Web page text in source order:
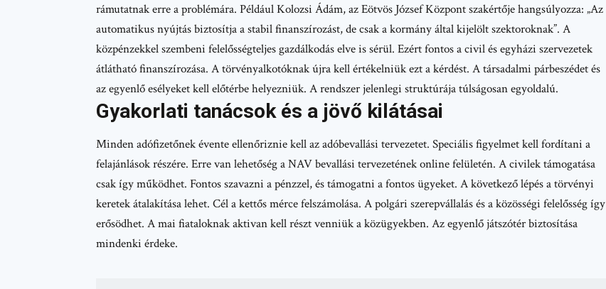
rámutatnak erre a problémára. Például Kolozsi Ádám, az Eötvös József Központ szakértője hangsúlyozza: „Az
automatikus nyújtás biztosítja a stabil finanszírozást, de csak a kormány által kijelölt szektoroknak”. A
közpénzekkel szembeni felelősségteljes gazdálkodás elve is sérül. Ezért fontos a civil és egyházi szervezetek
átlátható finanszírozása. A törvényalkotóknak újra kell értékelniük ezt a kérdést. A társadalmi párbeszédet és
az egyenlő esélyeket kell előtérbe helyezniük. A rendszer jelenlegi struktúrája túlságosan egyoldalú.
Gyakorlati tanácsok és a jövő kilátásai
Minden adófizetőnek évente ellenőriznie kell az adóbevallási tervezetet. Speciális figyelmet kell fordítani a
felajánlások részére. Erre van lehetőség a NAV bevallási tervezetének online felületén. A civilek támogatása
csak így működhet. Fontos szavazni a pénzzel, és támogatni a fontos ügyeket. A következő lépés a törvényi
keretek átalakítása lehet. Cél a kettős mérce felszámolása. A polgári szerepvállalás és a közösségi felelősség így
erősödhet. A mai fiataloknak aktivan kell részt venniük a közügyekben. Az egyenlő játszótér biztosítása
mindenki érdeke.